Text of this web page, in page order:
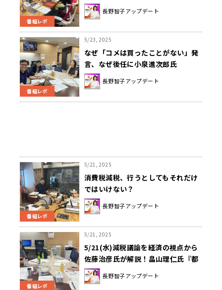
番組レポ
を出すことができるのか
長野智子アップデート
番組レポ
5/23, 2025
なぜ「コメは買ったことがない」発
言、なぜ後任に小泉進次郎氏
長野智子アップデート
番組レポ
5/21, 2025
消費税減税、行うとしてもそれだけ
ではいけない？
長野智子アップデート
番組レポ
5/21, 2025
5/21(水)減税議論を経済の視点から
佐藤治彦氏が解説！畠山理仁氏『都
議選1か月前』解説＆ニュースピック
アップには大阪関西万博ぴあ編集長
長野智子アップデート